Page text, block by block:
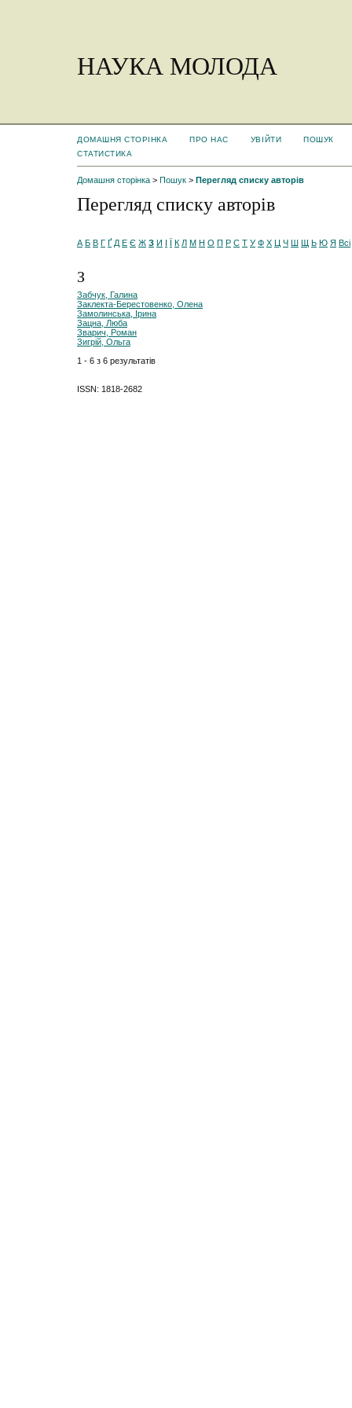
НАУКА МОЛОДА
ДОМАШНЯ СТОРІНКА ПРО НАС УВІЙТИ
ПОШУК
СТАТИСТИКА
Домашня сторінка > Пошук > Перегляд списку авторів
Перегляд списку авторів
А Б В Г Ґ Д Е Є Ж З И І Ї К Л М Н О П Р С Т У Ф Х Ц Ч Ш Щ Ь Ю Я Всі
З
Забчук, Галина
Заклекта-Берестовенко, Олена
Замолинська, Ірина
Зацна, Люба
Зварич, Роман
Зигрій, Ольга
1 - 6 з 6 результатів
ISSN: 1818-2682